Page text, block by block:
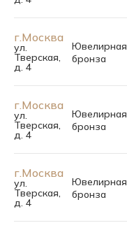
г.Москва
ул.
Тверская,
д. 4
Ювелирная
бронза
г.Москва
ул.
Тверская,
д. 4
Ювелирная
бронза
г.Москва
ул.
Тверская,
д. 4
Ювелирная
бронза